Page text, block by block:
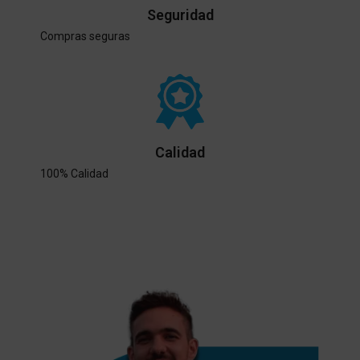
Seguridad
Compras seguras
Calidad
100% Calidad